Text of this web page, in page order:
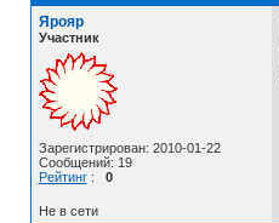
Ярояр
Участник
Зарегистрирован: 2010-01-22
Сообщений: 19
Рейтинг: 0
Не в сети